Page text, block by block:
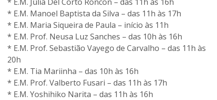
* E.M. Manoel Baptista da Silva – das 11h às 17h
* E.M. Maria Siqueira de Paula – início às 11h
* E.M. Prof. Neusa Luz Sanches – das 10h às 16h
* E.M. Prof. Sebastião Vayego de Carvalho – das 11h às
20h
* E.M. Tia Mariinha – das 10h às 16h
* E.M. Prof. Valberto Fusari – das 11h às 17h
* E.M. Yoshihiko Narita – das 11h às 16h